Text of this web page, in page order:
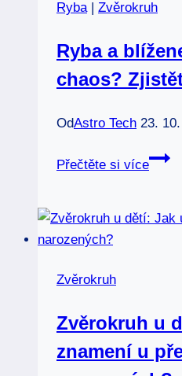
Ryba| Zvěrokruh
Ryba a
chaos?
OdAstro Tech 23.
Přečtěte si více
Ryba
Zvěrokruh
Zvěrokruh u
znamení u